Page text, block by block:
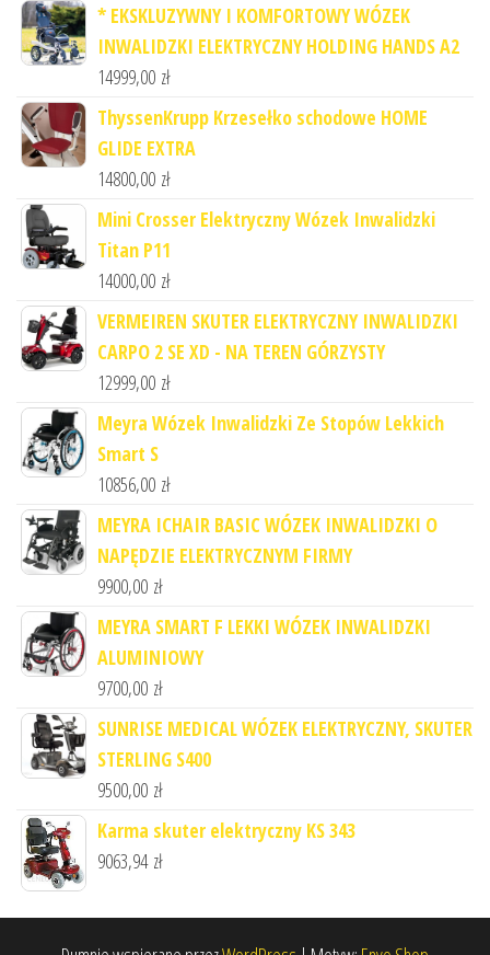
* EKSKLUZYWNY I KOMFORTOWY WÓZEK
INWALIDZKI ELEKTRYCZNY HOLDING HANDS A2
14999,00 zł
ThyssenKrupp Krzesełko schodowe HOME
GLIDE EXTRA
14800,00 zł
Mini Crosser Elektryczny Wózek Inwalidzki
Titan P11
14000,00 zł
VERMEIREN SKUTER ELEKTRYCZNY INWALIDZKI
CARPO 2 SE XD - NA TEREN GÓRZYSTY
12999,00 zł
Meyra Wózek Inwalidzki Ze Stopów Lekkich
Smart S
10856,00 zł
MEYRA ICHAIR BASIC WÓZEK INWALIDZKI O
NAPĘDZIE ELEKTRYCZNYM FIRMY
9900,00 zł
MEYRA SMART F LEKKI WÓZEK INWALIDZKI
ALUMINIOWY
9700,00 zł
SUNRISE MEDICAL WÓZEK ELEKTRYCZNY, SKUTER
STERLING S400
9500,00 zł
Karma skuter elektryczny KS 343
9063,94 zł